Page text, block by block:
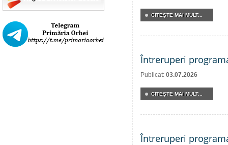
CITEŞTE MAI MULT...
Întreruperi
Publicat: 03.07.2026
CITEŞTE MAI MULT...
Întreruperi